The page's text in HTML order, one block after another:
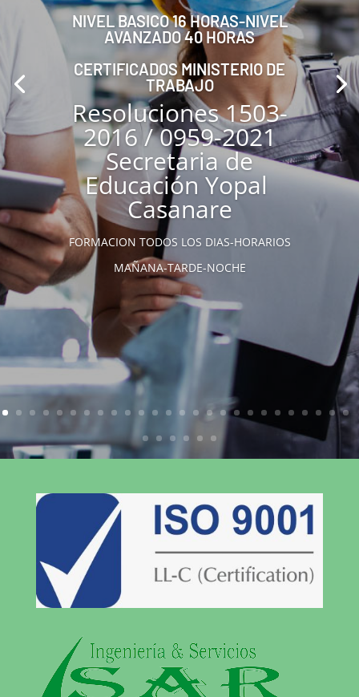
NIVEL BASICO 16 HORAS-NIVEL
AVANZADO 40 HORAS
CERTIFICADOS MINISTERIO DE
TRABAJO
Resoluciones 1503-
2016 / 0959-2021
Secretaria de
Educación Yopal
Casanare
FORMACION TODOS LOS DIAS-HORARIOS
MAÑANA-TARDE-NOCHE